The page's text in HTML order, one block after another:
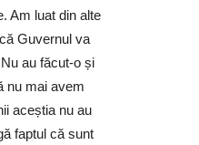
Am luat din alte
Guvernul va
au făcut-o și
nu mai avem
aceștia nu au
faptul că sunt